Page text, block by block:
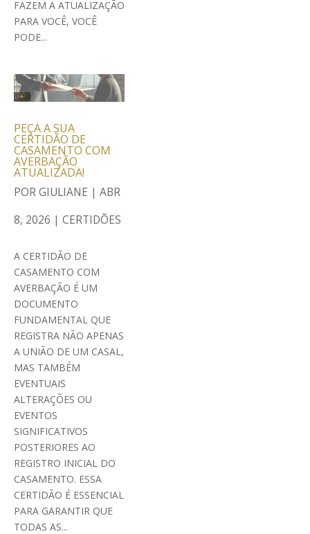
FAZEM A ATUALIZAÇÃO
PARA VOCÊ, VOCÊ
PODE...
PEÇA A SUA
CERTIDÃO DE
CASAMENTO COM
AVERBAÇÃO
ATUALIZADA!
PORGIULIANE | ABR
8, 2026 | CERTIDÕES
A CERTIDÃO DE
CASAMENTO COM
AVERBAÇÃO É UM
DOCUMENTO
FUNDAMENTAL QUE
REGISTRA NÃO APENAS
A UNIÃO DE UM CASAL,
MAS TAMBÉM
EVENTUAIS
ALTERAÇÕES OU
EVENTOS
SIGNIFICATIVOS
POSTERIORES AO
REGISTRO INICIAL DO
CASAMENTO. ESSA
CERTIDÃO É ESSENCIAL
PARA GARANTIR QUE
TODAS AS...